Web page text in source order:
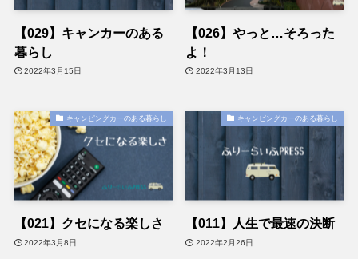
【029】キャンカーのある
暮らし
2022年3月15日
【026】やっと…そろった
よ！
2022年3月13日
キャンピングカーのある暮らし
【021】クセになる楽しさ
2022年3月8日
キャンピングカーのある暮らし
【011】人生で最速の決断
2022年2月26日